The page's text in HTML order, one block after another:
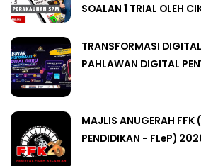
SOALAN 1 TRIAL OLEH
TRANSFORMASI
PAHLAWAN DIGITAL
MAJLIS ANUGERAH FFK
PENDIDIKAN - FLeP)